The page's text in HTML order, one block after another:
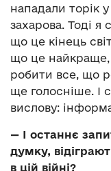
нападали торік
захарова. Тоді я
що це кінець
що це
робити все, що
ще голосніше. І
вислову:
— І останнє
думку,
в цій війні?